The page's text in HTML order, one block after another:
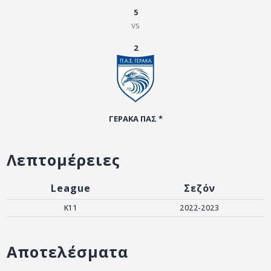
5
vs
2
ΓΕΡΑΚΑ ΠΑΣ *
Λεπτομέρειες
League Σεζόν
K11 2022-2023
Αποτελέσματα